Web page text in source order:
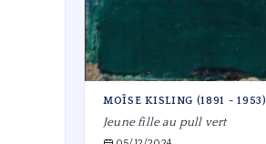
MOÏSE KISLING (1891 - 1953)
Jeune fille au pull vert